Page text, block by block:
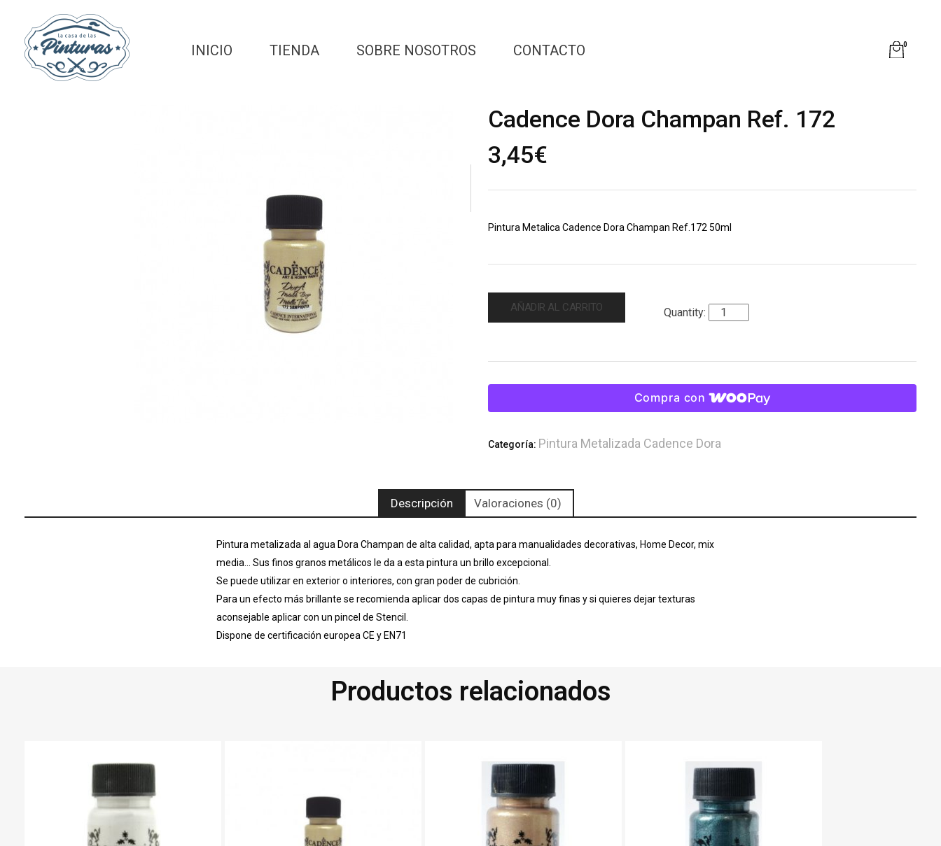
INICIO TIENDA SOBRE NOSOTROS CONTACTO 0
Cadence Dora Champan Ref. 172
3,45€
Pintura Metalica Cadence Dora Champan Ref.172 50ml
AÑADIR AL CARRITO
Compra con
Categoría: Pintura Metalizada Cadence Dora
Descripción Valoraciones (0)
Pintura metalizada al agua Dora Champan de alta calidad, apta para manualidades decorativas, Home Decor, mix
media… Sus finos granos metálicos le da a esta pintura un brillo excepcional.
Se puede utilizar en exterior o interiores, con gran poder de cubrición.
Para un efecto más brillante se recomienda aplicar dos capas de pintura muy finas y si quieres dejar texturas
aconsejable aplicar con un pincel de Stencil.
Dispone de certificación europea CE y EN71
Productos relacionados